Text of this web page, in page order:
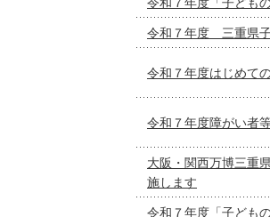
令和７年度 三重県子
令和７年度はじめて
令和７年度障がい者
大阪・関西万博三重
施します
令和７年度「子ども